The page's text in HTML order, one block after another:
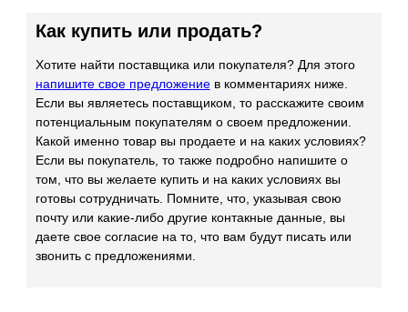
Как купить или продать?
Хотите найти поставщика или покупателя? Для этого
напишите свое предложениев комментариях ниже.
Если вы являетесь поставщиком, то расскажите своим
потенциальным покупателям о своем предложении.
Какой именно товар вы продаете и на каких условиях?
Если вы покупатель, то также подробно напишите о
том, что вы желаете купить и на каких условиях вы
готовы сотрудничать. Помните, что, указывая свою
почту или какие-либо другие контакные данные, вы
даете свое согласие на то, что вам будут писать или
звонить с предложениями.